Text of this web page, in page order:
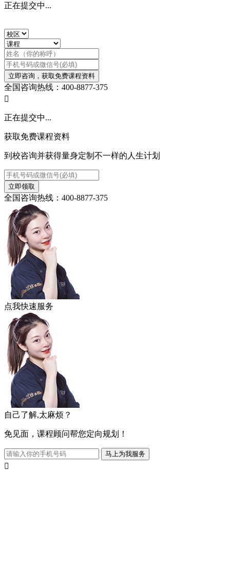
正在提交中...
立即咨询，获取免费课程资料
全国咨询热线：400-8877-375

正在提交中...
获取免费课程资料
到校咨询并获得量身定制不一样的人生计划
立即领取
全国咨询热线：400-8877-375
点我快速服务
自己了解,太麻烦？
免见面，课程顾问帮您定向规划！
马上为我服务
